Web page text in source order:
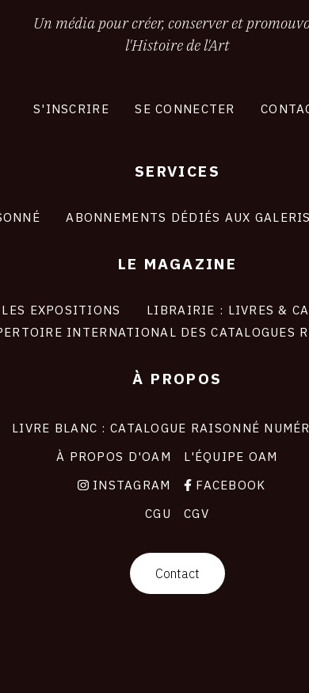
Un média pour créer, conserver et
l'Histoire de l'Art
S'INSCRIRE SE CONNECTER
SERVICES
ABONNEMENTS DÉDIÉS AUX
LE MAGAZINE
LES EXPOSITIONS LIBRAIRIE : LIVRES &
INTERNATIONAL DES CATALOGUES
À PROPOS
LIVRE BLANC : CATALOGUE RAISONNÉ
À PROPOS D'OAM
L'ÉQUIPE OAM
INSTAGRAM
FACEBOOK
CGU
CGV
Contact